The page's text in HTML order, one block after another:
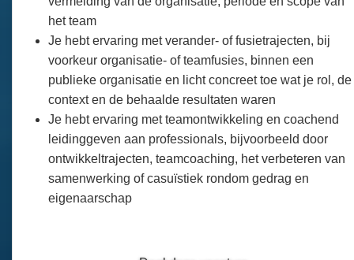
het team
Je hebt ervaring met verander- of fusietrajecten, bij
voorkeur organisatie- of teamfusies, binnen een
publieke organisatie en licht concreet toe wat je rol, de
context en de behaalde resultaten waren
Je hebt ervaring met teamontwikkeling en coachend
leidinggeven aan professionals, bijvoorbeeld door
ontwikkeltrajecten, teamcoaching, het verbeteren van
samenwerking of casuïstiek rondom gedrag en
eigenaarschap